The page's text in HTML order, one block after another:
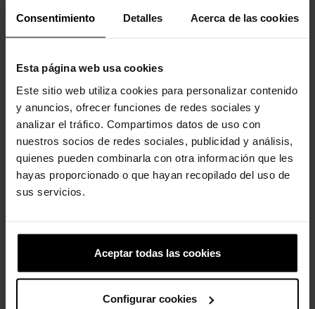
Consentimiento Detalles Acerca de las cookies
Esta página web usa cookies
Este sitio web utiliza cookies para personalizar contenido
y anuncios, ofrecer funciones de redes sociales y
analizar el tráfico. Compartimos datos de uso con
nuestros socios de redes sociales, publicidad y análisis,
quienes pueden combinarla con otra información que les
hayas proporcionado o que hayan recopilado del uso de
sus servicios.
Aceptar todas las cookies
Configurar cookies
-20% -20%
Número 1
3,99 €